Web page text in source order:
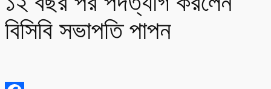
বিসিবি সভাপতি পাপন